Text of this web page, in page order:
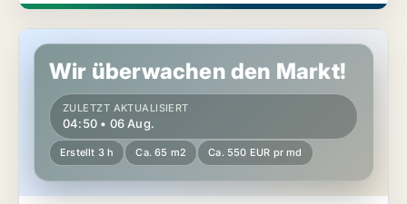
Büro in Maria-Anzbach, Niederösterreich
Wir überwachen den Markt!
ZULETZT AKTUALISIERT
04:50 • 06 Aug.
Erstellt 3 h Ca. 65 m2 Ca. 550 EUR pr md